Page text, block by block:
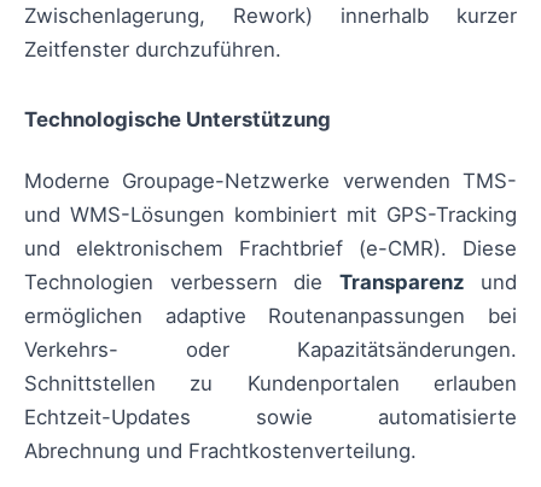
Zwischenlagerung, Rework) innerhalb kurzer
Zeitfenster durchzuführen.
Technologische Unterstützung
Moderne Groupage-Netzwerke verwenden TMS-
und WMS-Lösungen kombiniert mit GPS-Tracking
und elektronischem Frachtbrief (e-CMR). Diese
Technologien verbessern die Transparenz und
ermöglichen adaptive Routenanpassungen bei
Verkehrs- oder Kapazitätsänderungen.
Schnittstellen zu Kundenportalen erlauben
Echtzeit-Updates sowie automatisierte
Abrechnung und Frachtkostenverteilung.